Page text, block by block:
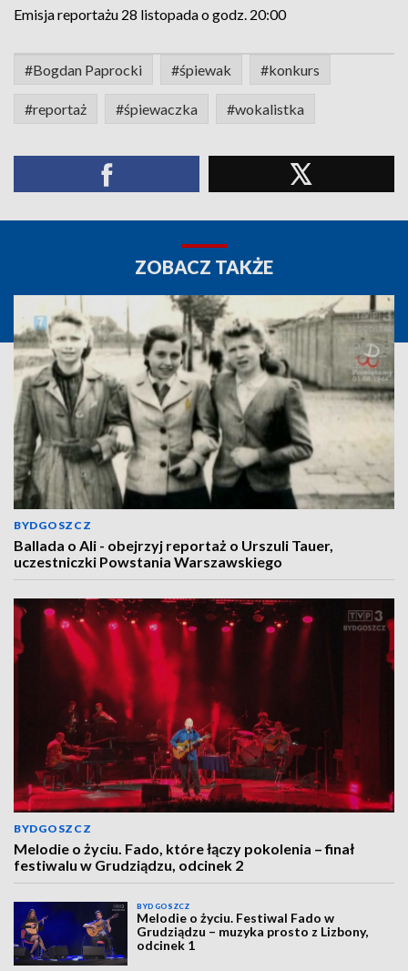
Emisja reportażu 28 listopada o godz. 20:00
#Bogdan Paprocki #śpiewak #konkurs
#reportaż #śpiewaczka #wokalistka
ZOBACZ TAKŻE
BYDGOSZCZ
Ballada o Ali - obejrzyj reportaż o Urszuli Tauer,
uczestniczki Powstania Warszawskiego
BYDGOSZCZ
Melodie o życiu. Fado, które łączy pokolenia – finał
festiwalu w Grudziądzu, odcinek 2
BYDGOSZCZ
Melodie o życiu. Festiwal Fado w
Grudziądzu – muzyka prosto z Lizbony,
odcinek 1